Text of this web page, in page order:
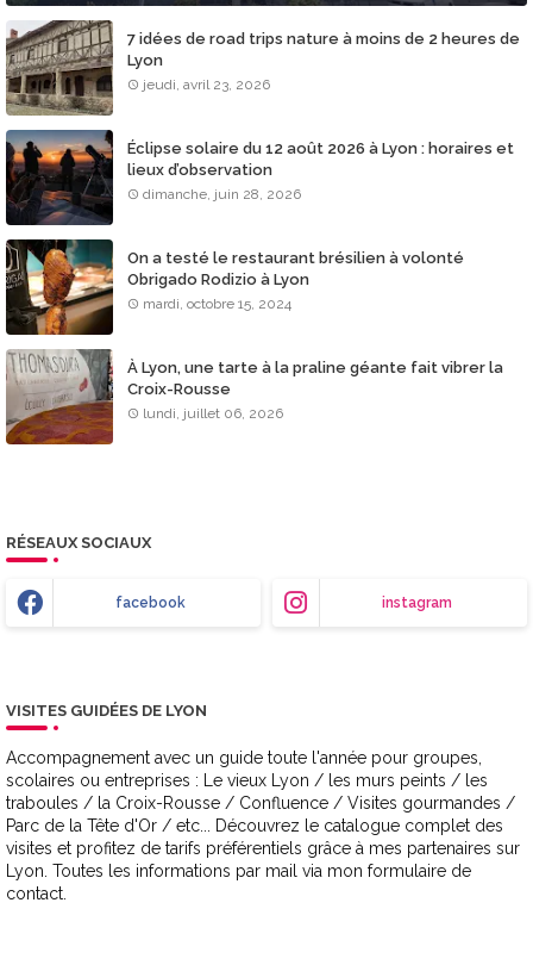
7 idées de road trips nature à moins de 2 heures de
Lyon
jeudi, avril 23, 2026
Éclipse solaire du 12 août 2026 à Lyon : horaires et
lieux d’observation
dimanche, juin 28, 2026
On a testé le restaurant brésilien à volonté
Obrigado Rodizio à Lyon
mardi, octobre 15, 2024
À Lyon, une tarte à la praline géante fait vibrer la
Croix-Rousse
lundi, juillet 06, 2026
RÉSEAUX SOCIAUX
facebook instagram
VISITES GUIDÉES DE LYON
Accompagnement avec un guide toute l'année pour groupes,
scolaires ou entreprises : Le vieux Lyon / les murs peints / les
traboules / la Croix-Rousse / Confluence / Visites gourmandes /
Parc de la Tête d'Or / etc... Découvrez le catalogue complet des
visites et profitez de tarifs préférentiels grâce à mes partenaires sur
Lyon. Toutes les informations par mail via mon formulaire de
contact.